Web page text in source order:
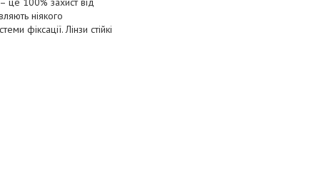
ніякого
фіксації. Лінзи стійкі